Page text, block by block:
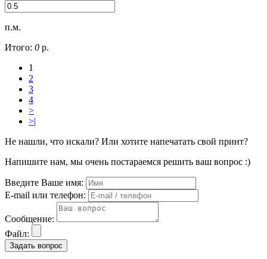
п.м.
Итого: 0 р.
1
2
3
4
>
>|
Не нашли, что искали? Или хотите напечатать свой принт?
Напишите нам, мы очень постараемся решить ваш вопрос :)
Введите Ваше имя:
E-mail или телефон:
Сообщение:
Файл:
Задать вопрос